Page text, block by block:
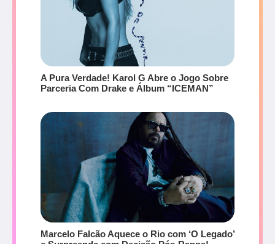
A Pura Verdade! Karol G Abre o Jogo Sobre
Parceria Com Drake e Álbum “ICEMAN”
Marcelo Falcão Aquece o Rio com ‘O Legado’